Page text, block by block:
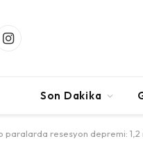
Instagram
Son Dakika
paralarda resesyon depremi: